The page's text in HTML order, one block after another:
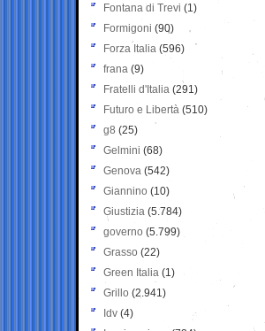
Fontana di Trevi (1)
Formigoni (90)
Forza Italia (596)
frana (9)
Fratelli d'Italia (291)
Futuro e Libertà (510)
g8 (25)
Gelmini (68)
Genova (542)
Giannino (10)
Giustizia (5.784)
governo (5.799)
Grasso (22)
Green Italia (1)
Grillo (2.941)
Idv (4)